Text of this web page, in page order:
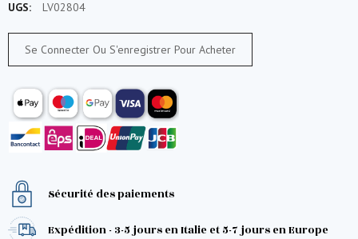
UGS: LV02804
Se Connecter Ou S'enregistrer Pour Acheter
Sécurité des paiements
Expédition - 3-5 jours en Italie et 5-7 jours en Europe